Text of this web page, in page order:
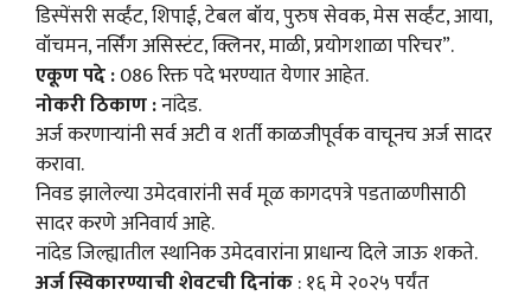
डिस्पेंसरी सर्व्हंट, शिपाई, टेबल बॉय, पुरुष सेवक, मेस सर्व्हंट, आया,
वॉचमन, नर्सिंग असिस्टंट, क्लिनर, माळी, प्रयोगशाळा परिचर”.
एकूण पदे :086 रिक्त पदे भरण्यात येणार आहेत.
नोकरी ठिकाण :नांदेड.
अर्ज करणाऱ्यांनी सर्व अटी व शर्ती काळजीपूर्वक वाचूनच अर्ज सादर
करावा.
निवड झालेल्या उमेदवारांनी सर्व मूळ कागदपत्रे पडताळणीसाठी
सादर करणे अनिवार्य आहे.
नांदेड जिल्ह्यातील स्थानिक उमेदवारांना प्राधान्य दिले जाऊ शकते.
अर्ज स्विकारण्याची शेवटची दिनांक: १६ मे २०२५ पर्यंत